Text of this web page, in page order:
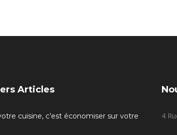
Articles
cuisine, c’est économiser sur votre
4